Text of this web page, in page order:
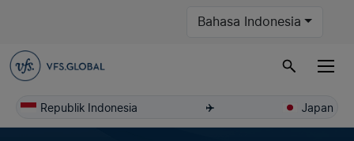
Bahasa Indonesia
Republik Indonesia Japan